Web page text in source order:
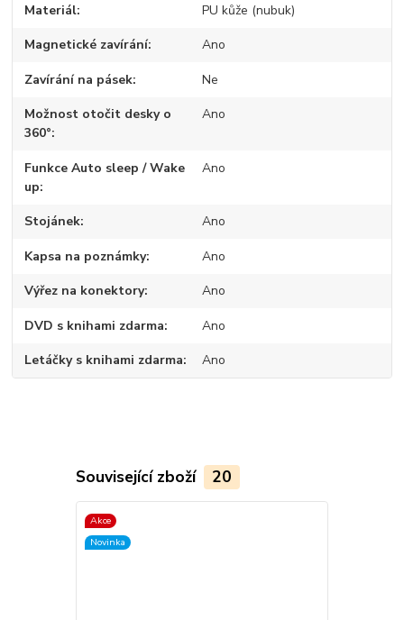
Materiál PU kůže (nubuk)
Magnetické zavírání Ano
Zavírání na pásek Ne
Možnost otočit desky o
360°
Ano
Funkce Auto sleep / Wake
up
Ano
Stojánek Ano
Kapsa na poznámky Ano
Výřez na konektory Ano
DVD s knihami zdarma Ano
Letáčky s knihami zdarma Ano
Související zboží 20
Akce
Novinka